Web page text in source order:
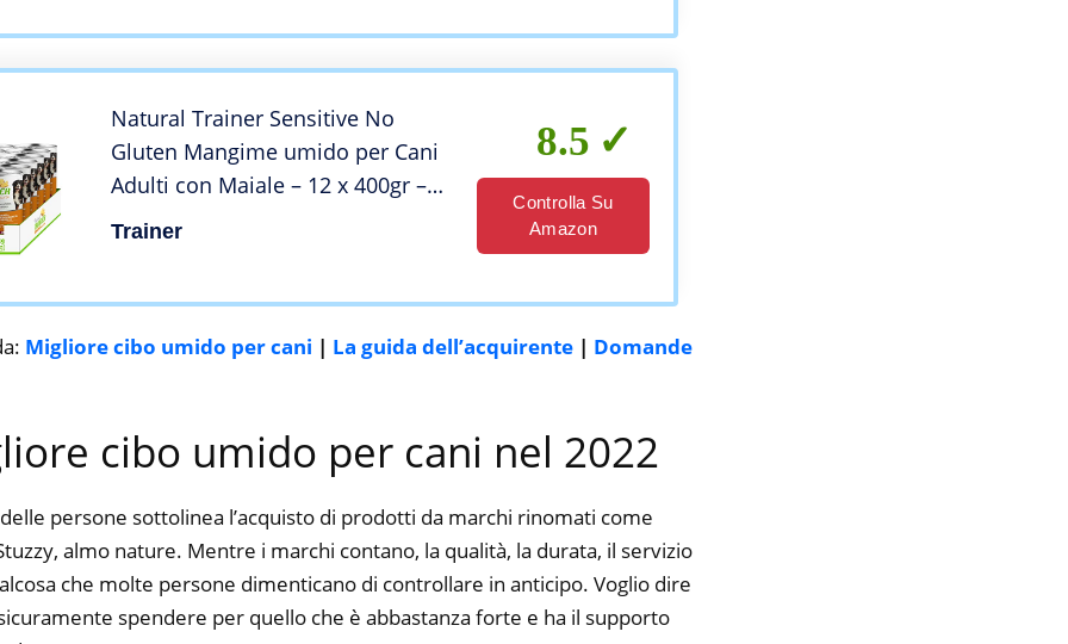
Natural Trainer Sensitive No
Gluten Mangime umido per Cani
Adulti con Maiale – 12 x 400gr –
4,8kg
Trainer
8.5
Controlla Su
Amazon
Migliore cibo umido per cani | La guida dell’acquirente | Domande
cibo umido per cani nel 2022
persone sottolinea l’acquisto di prodotti da marchi rinomati come
almo nature. Mentre i marchi contano, la qualità, la durata, il servizio
che molte persone dimenticano di controllare in anticipo. Voglio dire
spendere per quello che è abbastanza forte e ha il supporto